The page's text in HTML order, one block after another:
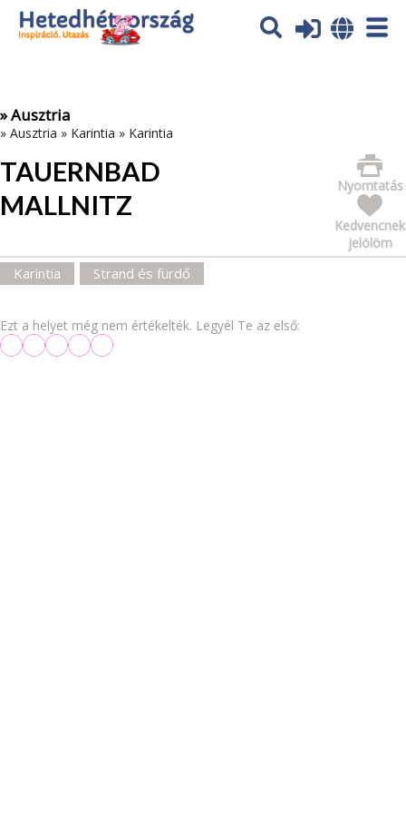
Az oldal sütiket (cookies) használ. További tájékoztatás itt:
Adatvédelmi tájékoztató
» Ausztria
» Ausztria » Karintia » Karintia
TAUERNBAD
MALLNITZ
Nyomtatás
Kedvencnek
jelölöm
Karintia Strand és fürdő
Ezt a helyet még nem értékelték. Legyél Te az első: